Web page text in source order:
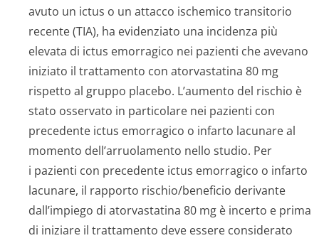
avuto un ictus o un attacco ischemico transitorio
recente (TIA), ha evidenziato una incidenza più
elevata di ictus emorragico nei pazienti che avevano
iniziato il trattamento con atorvastatina 80 mg
rispetto al gruppo placebo. L’aumento del rischio è
stato osservato in particolare nei pazienti con
precedente ictus emorragico o infarto lacunare al
momento dell’arruolamento nello studio. Per
i pazienti con precedente ictus emorragico o infarto
lacunare, il rapporto rischio/beneficio derivante
dall’impiego di atorvastatina 80 mg è incerto e prima
di iniziare il trattamento deve essere considerato